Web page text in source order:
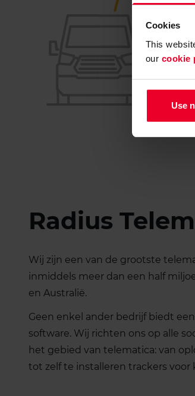
Cookies
This
our cookie
Use
Radius
Wij zijn een van de grootste
inmiddels meer dan een half
en Australië.
Geen enkel ander bedrijf biedt
software. Wij richten ons op alle
het gebied van telematica: van
tot zelf te installeren trackers voor